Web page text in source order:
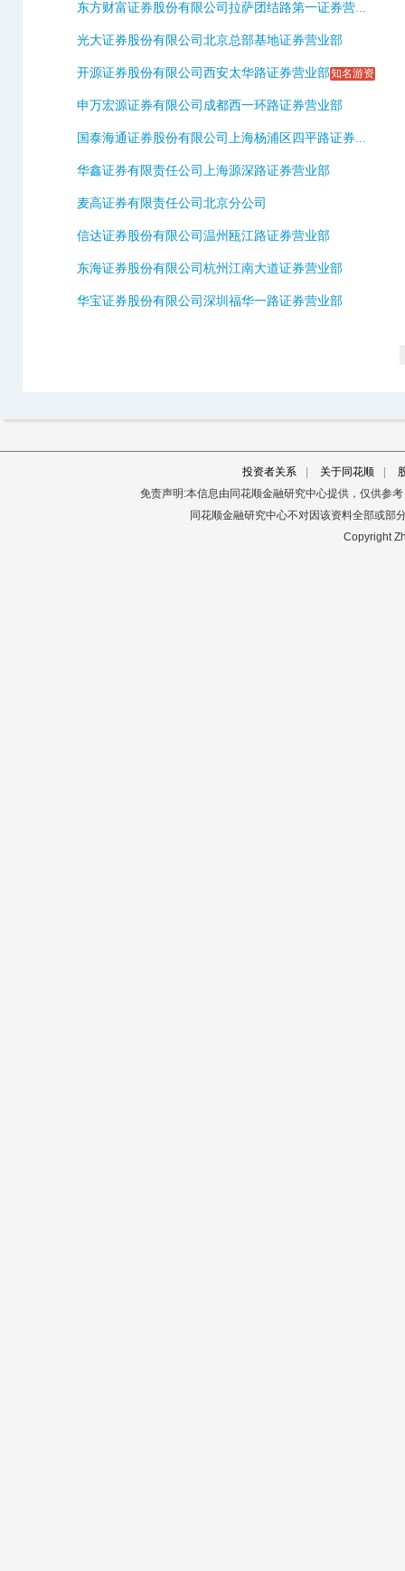
东方财富证券股份有限公司拉萨团结路第一证券营...
光大证券股份有限公司北京总部基地证券营业部
开源证券股份有限公司西安太华路证券营业部知名游资
申万宏源证券有限公司成都西一环路证券营业部
国泰海通证券股份有限公司上海杨浦区四平路证券...
华鑫证券有限责任公司上海源深路证券营业部
麦高证券有限责任公司北京分公司
信达证券股份有限公司温州瓯江路证券营业部
东海证券股份有限公司杭州江南大道证券营业部
华宝证券股份有限公司深圳福华一路证券营业部
投资者关系 关于同花顺
免责声明:本信息由同花顺金融研究中心提供，仅供参
同花顺金融研究中心不对因该资料全部或部
Copyright